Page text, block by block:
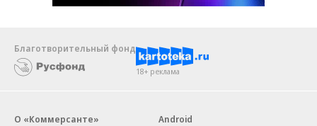
Благотворительный фонд
18+ реклама
О «Коммерсанте»
Android